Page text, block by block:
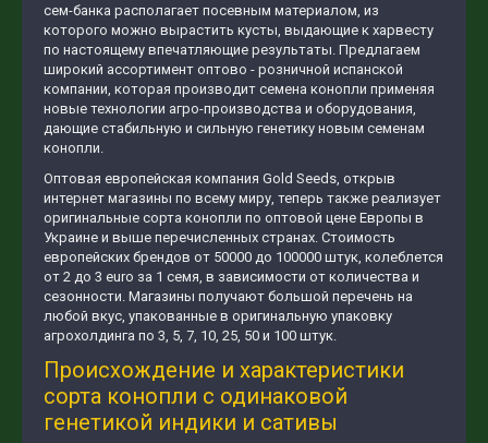
сем-банка располагает посевным материалом, из
которого можно вырастить кусты, выдающие к харвесту
по настоящему впечатляющие результаты. Предлагаем
широкий ассортимент оптово - розничной испанской
компании, которая производит семена конопли применяя
новые технологии агро-производства и оборудования,
дающие стабильную и сильную генетику новым семенам
конопли.
Оптовая европейская компания Gold Seeds, открыв
интернет магазины по всему миру, теперь также реализует
оригинальные сорта конопли по оптовой цене Европы в
Украине и выше перечисленных странах. Стоимость
европейских брендов от 50000 до 100000 штук, колеблется
от 2 до 3 euro за 1 семя, в зависимости от количества и
сезонности. Магазины получают большой перечень на
любой вкус, упакованные в оригинальную упаковку
агрохолдинга по 3, 5, 7, 10, 25, 50 и 100 штук.
Происхождение и характеристики
сорта конопли с одинаковой
генетикой индики и сативы